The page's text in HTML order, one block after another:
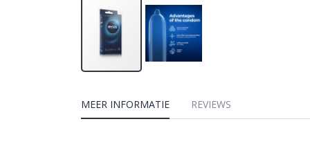
MEER INFORMATIE REVIEWS